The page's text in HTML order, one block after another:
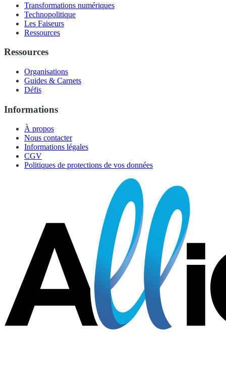
Transformations numériques
Technopolitique
Les Faiseurs
Ressources
Ressources
Organisations
Guides & Carnets
Défis
Informations
À propos
Nous contacter
Informations légales
CGV
Politiques de protections de vos données